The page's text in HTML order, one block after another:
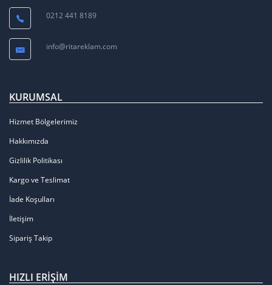
0212 441 8189
info@ritareklam.com
KURUMSAL
Hizmet Bölgelerimiz
Hakkımızda
Gizlilik Politikası
Kargo ve Teslimat
İade Koşulları
İletişim
Sipariş Takip
HIZLI ERIŞIM